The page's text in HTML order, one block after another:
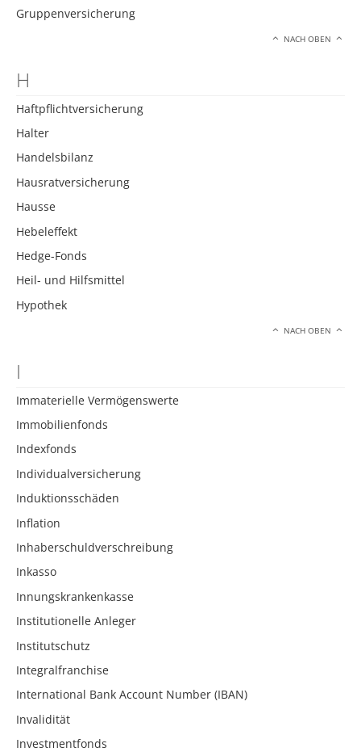
Gruppenversicherung
NACH OBEN
H
Haftpflichtversicherung
Halter
Handelsbilanz
Hausratversicherung
Hausse
Hebeleffekt
Hedge-Fonds
Heil- und Hilfsmittel
Hypothek
NACH OBEN
I
Immaterielle Vermögenswerte
Immobilienfonds
Indexfonds
Individualversicherung
Induktionsschäden
Inflation
Inhaberschuldverschreibung
Inkasso
Innungskrankenkasse
Institutionelle Anleger
Institutschutz
Integralfranchise
International Bank Account Number (IBAN)
Invalidität
Investmentfonds